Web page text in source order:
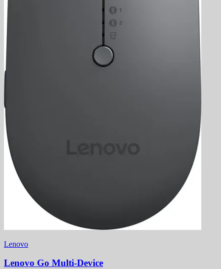
Lenovo
Lenovo Go Multi-Device